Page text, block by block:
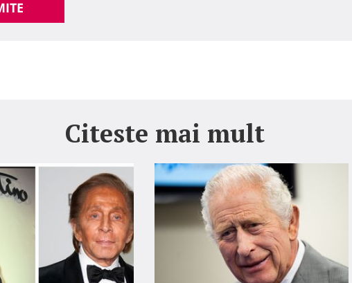
Citeste mai mult